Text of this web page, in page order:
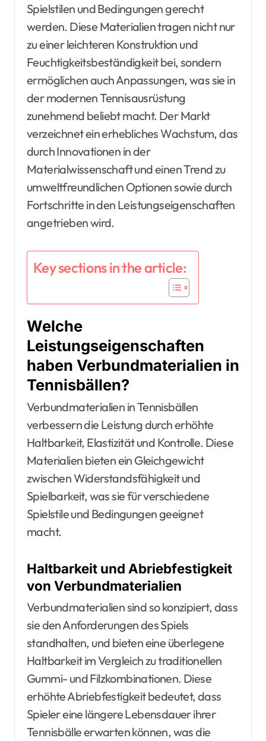
Spielstilen und Bedingungen gerecht
werden. Diese Materialien tragen nicht nur
zu einer leichteren Konstruktion und
Feuchtigkeitsbeständigkeit bei, sondern
ermöglichen auch Anpassungen, was sie in
der modernen Tennisausrüstung
zunehmend beliebt macht. Der Markt
verzeichnet ein erhebliches Wachstum, das
durch Innovationen in der
Materialwissenschaft und einen Trend zu
umweltfreundlichen Optionen sowie durch
Fortschritte in den Leistungseigenschaften
angetrieben wird.
Key sections in the article:
Welche
Leistungseigenschaften
haben Verbundmaterialien in
Tennisbällen?
Verbundmaterialien in Tennisbällen
verbessern die Leistung durch erhöhte
Haltbarkeit, Elastizität und Kontrolle. Diese
Materialien bieten ein Gleichgewicht
zwischen Widerstandsfähigkeit und
Spielbarkeit, was sie für verschiedene
Spielstile und Bedingungen geeignet
macht.
Haltbarkeit und Abriebfestigkeit
von Verbundmaterialien
Verbundmaterialien sind so konzipiert, dass
sie den Anforderungen des Spiels
standhalten, und bieten eine überlegene
Haltbarkeit im Vergleich zu traditionellen
Gummi- und Filzkombinationen. Diese
erhöhte Abriebfestigkeit bedeutet, dass
Spieler eine längere Lebensdauer ihrer
Tennisbälle erwarten können, was die